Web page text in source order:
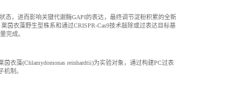
态，进而影响关键代谢酶GAPI的表达，最终调节淀粉积累的全新
茵衣藻野生型株系和通过CRISPR-Cas9技术敲除或过表达目标基
完成。
衣藻(Chlamydomonas reinhardtii)为实验对象，通过构建PC过表
机制。